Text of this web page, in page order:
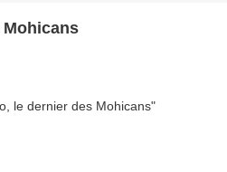
Mohicans